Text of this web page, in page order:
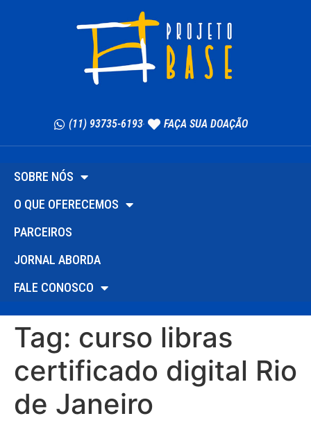
(11) 93735-6193 FAÇA SUA DOAÇÃO
SOBRE NÓS
O QUE OFERECEMOS
PARCEIROS
JORNAL ABORDA
FALE CONOSCO
Tag: curso libras
certificado digital Rio
de Janeiro